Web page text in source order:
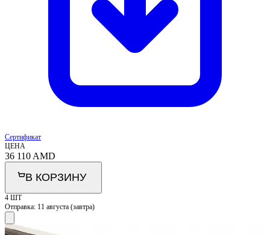
Сертификат
ЦЕНА
36 110 AMD
В КОРЗИНУ
4 ШТ
Отправка: 11 августа (завтра)